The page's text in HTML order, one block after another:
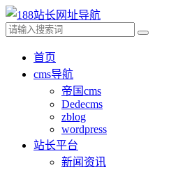
首页
cms导航
帝国cms
Dedecms
zblog
wordpress
站长平台
新闻资讯